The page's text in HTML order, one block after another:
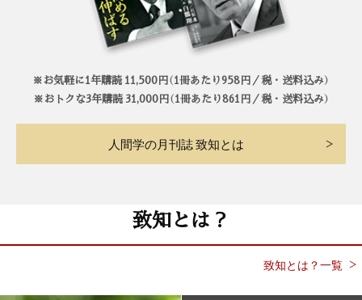
※お気軽に1年購読 11,500円（1冊あたり958円／税・送料込み）
※おトクな3年購読 31,000円（1冊あたり861円／税・送料込み）
人間学の月刊誌 致知とは
致知とは？
致知とは？一覧